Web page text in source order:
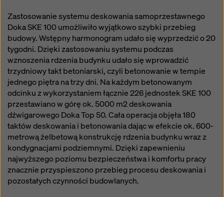
Zastosowanie systemu deskowania samoprzestawnego
Doka SKE 100 umożliwiło wyjątkowo szybki przebieg
budowy. Wstępny harmonogram udało się wyprzedzić o 20
tygodni. Dzięki zastosowaniu systemu podczas
wznoszenia rdzenia budynku udało się wprowadzić
trzydniowy takt betoniarski, czyli betonowanie w tempie
jednego piętra na trzy dni. Na każdym betonowanym
odcinku z wykorzystaniem łącznie 226 jednostek SKE 100
przestawiano w górę ok. 5000 m2 deskowania
dźwigarowego Doka Top 50. Cała operacja objęła 180
taktów deskowania i betonowania dając w efekcie ok. 600-
metrową żelbetową konstrukcję rdzenia budynku wraz z
kondygnacjami podziemnymi. Dzięki zapewnieniu
najwyższego poziomu bezpieczeństwa i komfortu pracy
znacznie przyspieszono przebieg procesu deskowania i
pozostałych czynności budowlanych.